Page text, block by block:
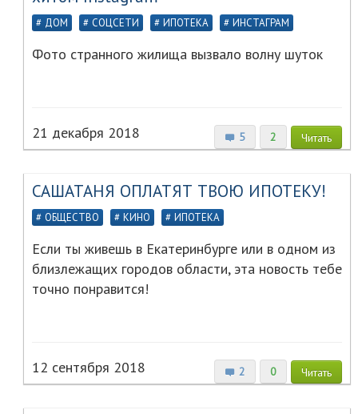
ДОМ СОЦСЕТИ ИПОТЕКА ИНСТАГРАМ
Фото странного жилища вызвало волну шуток
5 2 Читать
21 декабря 2018
САШАТАНЯ ОПЛАТЯТ ТВОЮ ИПОТЕКУ!
ОБЩЕСТВО КИНО ИПОТЕКА
Если ты живешь в Екатеринбурге или в одном из
близлежащих городов области, эта новость тебе
точно понравится!
2 0 Читать
12 сентября 2018